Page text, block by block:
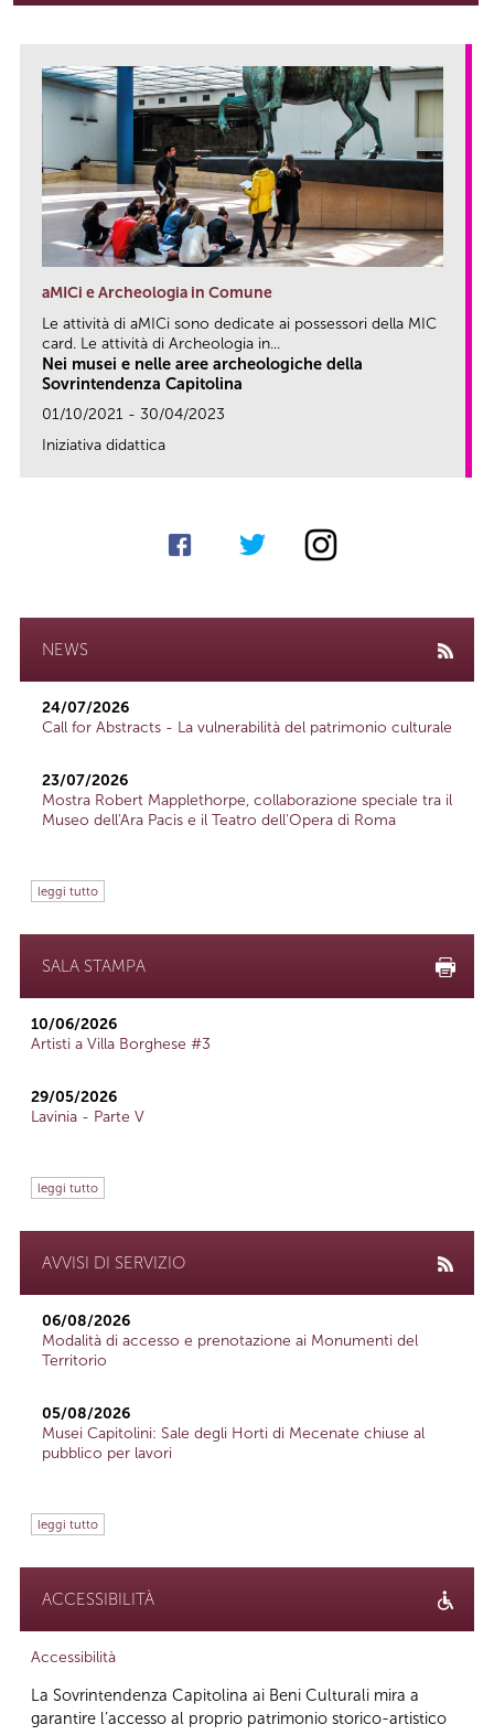
aMICi e Archeologia in Comune
Le attività di aMICi sono dedicate ai possessori della MIC
card. Le attività di Archeologia in...
Nei musei e nelle aree archeologiche della
Sovrintendenza Capitolina
01/10/2021 - 30/04/2023
Iniziativa didattica
NEWS
24/07/2026
Call for Abstracts - La vulnerabilità del patrimonio culturale
23/07/2026
Mostra Robert Mapplethorpe, collaborazione speciale tra il
Museo dell'Ara Pacis e il Teatro dell'Opera di Roma
leggi tutto
SALA STAMPA
10/06/2026
Artisti a Villa Borghese #3
29/05/2026
Lavinia - Parte V
leggi tutto
AVVISI DI SERVIZIO
06/08/2026
Modalità di accesso e prenotazione ai Monumenti del
Territorio
05/08/2026
Musei Capitolini: Sale degli Horti di Mecenate chiuse al
pubblico per lavori
leggi tutto
ACCESSIBILITÀ
Accessibilità
La Sovrintendenza Capitolina ai Beni Culturali mira a
garantire l’accesso al proprio patrimonio storico-artistico